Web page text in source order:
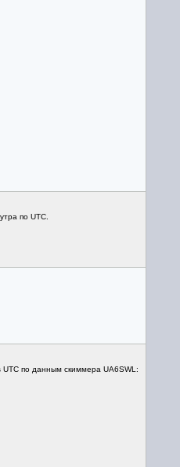
по UTC.
UTC по данным скиммера UA6SWL: